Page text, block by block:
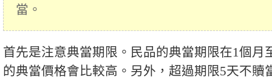
當。
首先是注意典當期限。民品的典當期限在1個月
的典當價格會比較高。另外，超過期限5天不贖